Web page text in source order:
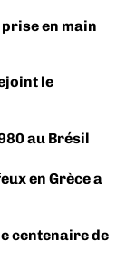
prise en main
le
au Brésil
en Grèce a
centenaire de